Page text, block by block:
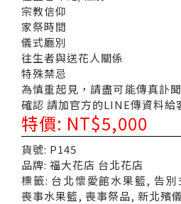
宗教信仰
家祭時間
儀式廳別
往生者與送花人關係
特殊禁忌
為慎重起見，請盡可能傳真訃
確認 請加官方的LINE傳資料給
特價: NT$5,000
貨號: P145
品牌: 福大花店 台北花店
標籤: 台北懷愛館水果籃, 告
喪事水果籃, 喪事祭品, 新北殯